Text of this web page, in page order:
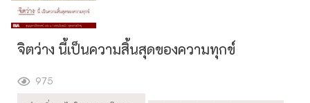
จิตว่าง นี้เป็นความสิ้นสุดของความทุกข์
975